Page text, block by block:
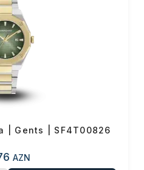
| Gents | SF4T00826
AZN
davam et